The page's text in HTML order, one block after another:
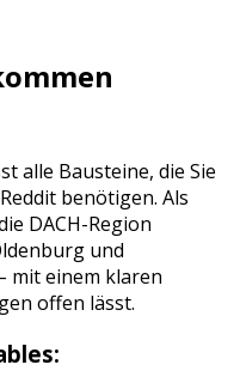
alle Bausteine, die Sie
Reddit benötigen. Als
DACH-Region
und
mit einem klaren
offen lässt.